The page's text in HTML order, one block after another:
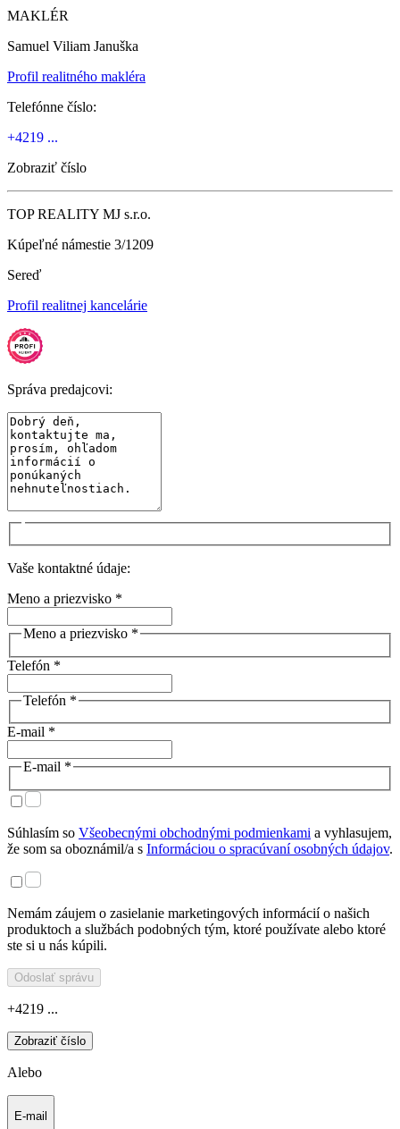
MAKLÉR
Samuel Viliam Januška
Profil realitného makléra
Telefónne číslo:
+4219 ...
Zobraziť číslo
TOP REALITY MJ s.r.o.
Kúpeľné námestie 3/1209
Sereď
Profil realitnej kancelárie
Správa predajcovi:
Vaše kontaktné údaje:
Meno a priezvisko *
Meno a priezvisko *
Telefón *
Telefón *
E-mail *
E-mail *
Súhlasím so Všeobecnými obchodnými podmienkami a vyhlasujem,
že som sa oboznámil/a s Informáciou o spracúvaní osobných údajov.
Nemám záujem o zasielanie marketingových informácií o našich
produktoch a službách podobných tým, ktoré používate alebo ktoré
ste si u nás kúpili.
Odoslať správu
+4219 ...
Zobraziť číslo
Alebo
E-mail